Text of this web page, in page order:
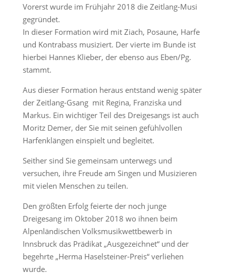
Vorerst wurde im Frühjahr 2018 die Zeitlang-Musi
gegründet.
In dieser Formation wird mit Ziach, Posaune, Harfe
und Kontrabass musiziert. Der vierte im Bunde ist
hierbei Hannes Klieber, der ebenso aus Eben/Pg.
stammt.
Aus dieser Formation heraus entstand wenig später
der Zeitlang-Gsang mit Regina, Franziska und
Markus. Ein wichtiger Teil des Dreigesangs ist auch
Moritz Demer, der Sie mit seinen gefühlvollen
Harfenklängen einspielt und begleitet.
Seither sind Sie gemeinsam unterwegs und
versuchen, ihre Freude am Singen und Musizieren
mit vielen Menschen zu teilen.
Den größten Erfolg feierte der noch junge
Dreigesang im Oktober 2018 wo ihnen beim
Alpenländischen Volksmusikwettbewerb in
Innsbruck das Prädikat „Ausgezeichnet“ und der
begehrte „Herma Haselsteiner-Preis“ verliehen
wurde.